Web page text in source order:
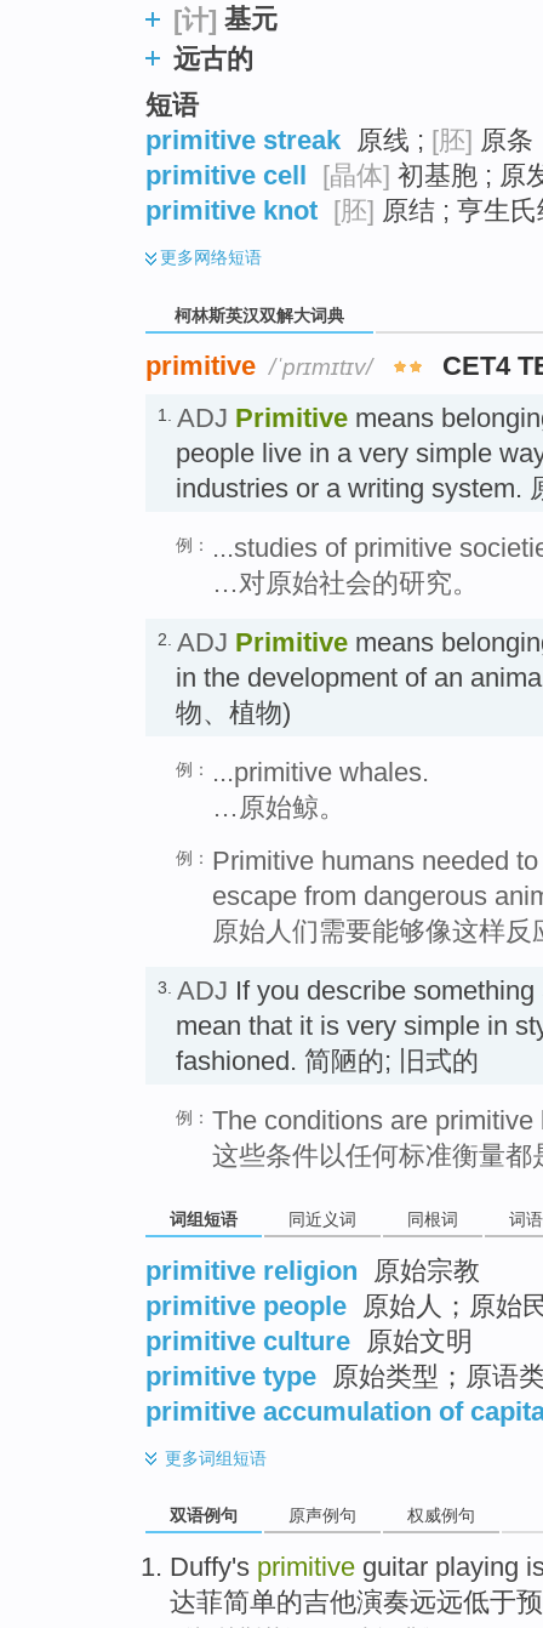
[计] 基元
远古的
短语
primitive streak 原线 ; [胚] 原条
primitive cell
[晶体] 初基胞 ; 原
primitive knot
[胚] 原结 ; 亨生氏
更多网络短语
柯林斯英汉双解大词典
primitive /ˈprɪmɪtɪv/ CET4
1. ADJ Primitive means
people live in a very simple
industries or a writing system.
例：
...studies of primitive
…对原始社会的研究。
2. ADJ Primitive means
in the development of an
物、植物)
例：
...primitive whales.
…原始鲸。
例： Primitive humans needed
escape from dangerous
原始人们需要能够像这样
3. ADJ If you describe
mean that it is very simple in
fashioned. 简陋的; 旧式的
例： The conditions are
这些条件以任何标准衡量都
词组短语 同近义词 同根词 词
primitive religion
原始宗教
primitive people
原始人；原始
primitive culture
原始文明
primitive type
原始类型；原语
primitive accumulation of
更多词组短语
双语例句 原声例句 权威例句
Duffy's primitive guitar playing
达菲简单的吉他演奏远远低于